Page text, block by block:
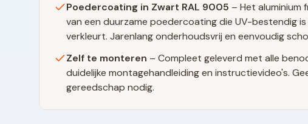
Poedercoating in Zwart RAL 9005 – Het aluminium
van een duurzame poedercoating die UV-bestendig
verkleurt. Jarenlang onderhoudsvrij en eenvoudig
Zelf te monteren – Compleet geleverd met alle
duidelijke montagehandleiding en instructievideo's.
gereedschap nodig.